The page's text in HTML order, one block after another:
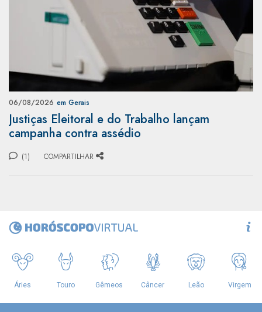
06/08/2026 em Gerais
Justiças Eleitoral e do Trabalho lançam
campanha contra assédio
(1) COMPARTILHAR